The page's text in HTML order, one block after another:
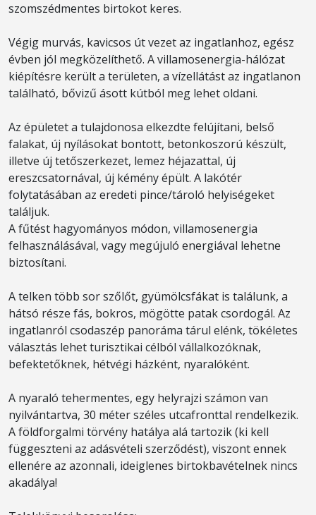
szomszédmentes birtokot keres.
Végig murvás, kavicsos út vezet az ingatlanhoz, egész
évben jól megközelíthető. A villamosenergia-hálózat
kiépítésre került a területen, a vízellátást az ingatlanon
található, bővizű ásott kútból meg lehet oldani.
Az épületet a tulajdonosa elkezdte felújítani, belső
falakat, új nyílásokat bontott, betonkoszorú készült,
illetve új tetőszerkezet, lemez héjazattal, új
ereszcsatornával, új kémény épült. A lakótér
folytatásában az eredeti pince/tároló helyiségeket
találjuk.
A fűtést hagyományos módon, villamosenergia
felhasználásával, vagy megújuló energiával lehetne
biztosítani.
A telken több sor szőlőt, gyümölcsfákat is találunk, a
hátsó része fás, bokros, mögötte patak csordogál. Az
ingatlanról csodaszép panoráma tárul elénk, tökéletes
választás lehet turisztikai célból vállalkozóknak,
befektetőknek, hétvégi házként, nyaralóként.
A nyaraló tehermentes, egy helyrajzi számon van
nyilvántartva, 30 méter széles utcafronttal rendelkezik.
A földforgalmi törvény hatálya alá tartozik (ki kell
függeszteni az adásvételi szerződést), viszont ennek
ellenére az azonnali, ideiglenes birtokbavételnek nincs
akadálya!